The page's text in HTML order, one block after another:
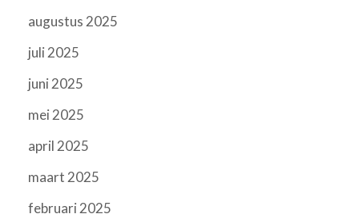
augustus 2025
juli 2025
juni 2025
mei 2025
april 2025
maart 2025
februari 2025